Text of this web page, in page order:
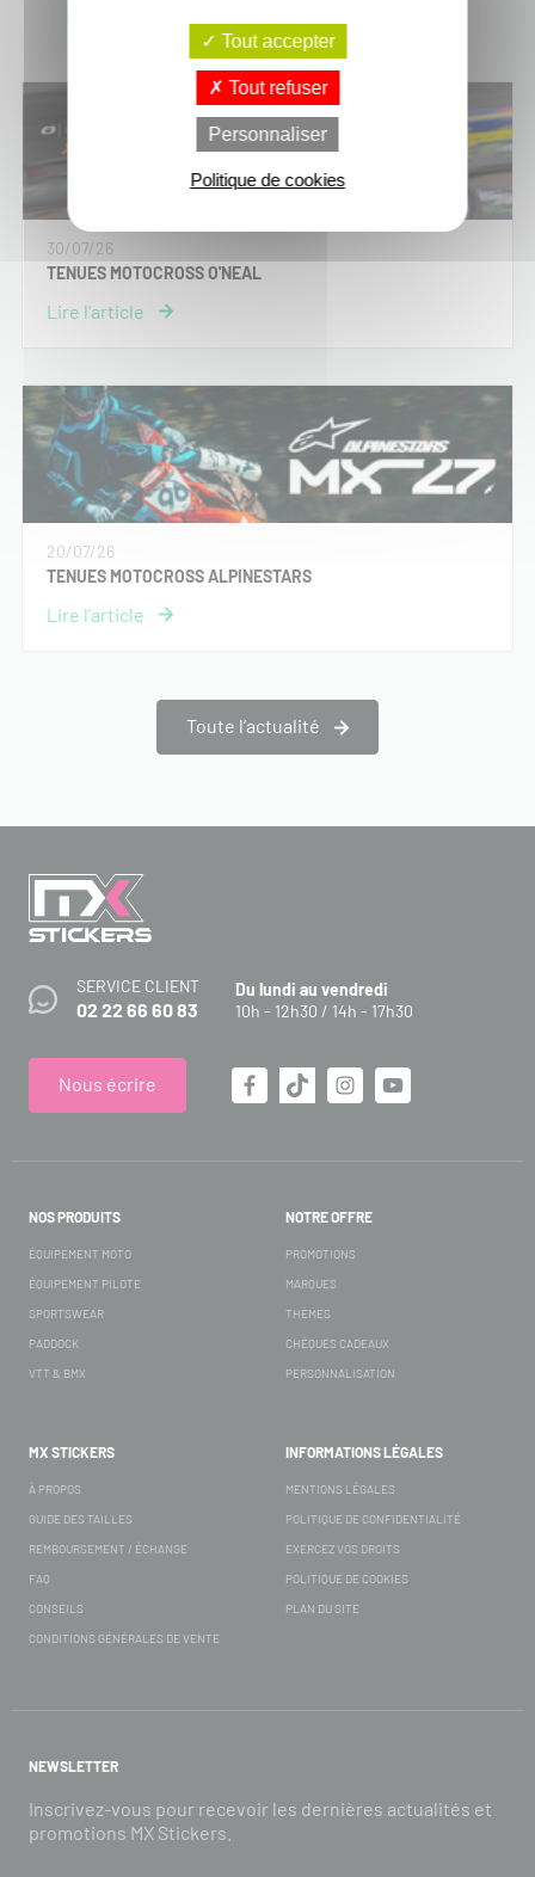
Dernières actus moto-cross
30/07/26
TENUES MOTOCROSS O'NEAL
20/07/26
TENUES MOTOCROSS ALPINESTARS
Toute l’actualité
SERVICE CLIENT
02 22 66 60 83
Du lundi au vendredi
10h - 12h30 / 14h - 17h30
Nous écrire
NOS PRODUITS
ÉQUIPEMENT MOTO
ÉQUIPEMENT PILOTE
SPORTSWEAR
PADDOCK
VTT & BMX
NOTRE OFFRE
PROMOTIONS
MARQUES
THÈMES
CHÈQUES CADEAUX
PERSONNALISATION
MX STICKERS
À PROPOS
GUIDE DES TAILLES
REMBOURSEMENT / ÉCHANGE
FAQ
CONSEILS
CONDITIONS GÉNÉRALES DE VENTE
INFORMATIONS LÉGALES
MENTIONS LÉGALES
POLITIQUE DE CONFIDENTIALITÉ
EXERCEZ VOS DROITS
POLITIQUE DE COOKIES
PLAN DU SITE
NEWSLETTER
Inscrivez-vous pour recevoir les dernières actualités et
promotions MX Stickers.
Tout accepter
Tout refuser
Personnaliser
Politique de cookies